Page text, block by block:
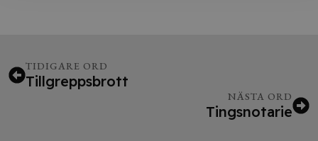
TIDIGARE ORD
Tillgreppsbrott
NÄSTA ORD
Tingsnotarie